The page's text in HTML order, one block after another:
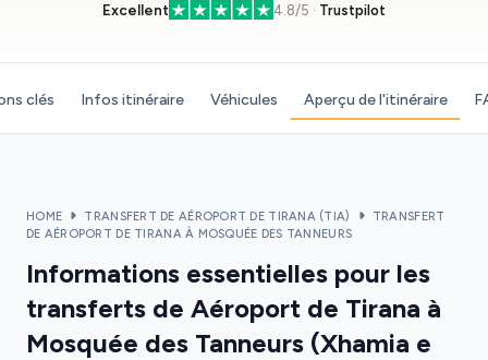
Excellent 4.8/5 · Trustpilot
clés Infos itinéraire Véhicules Aperçu de l'itinéraire
HOME TRANSFERT DE AÉROPORT DE TIRANA (TIA)
TRANSFERT
DE AÉROPORT DE TIRANA À MOSQUÉE DES TANNEURS
Informations essentielles pour les
transferts de Aéroport de Tirana à
Mosquée des Tanneurs (Xhamia e